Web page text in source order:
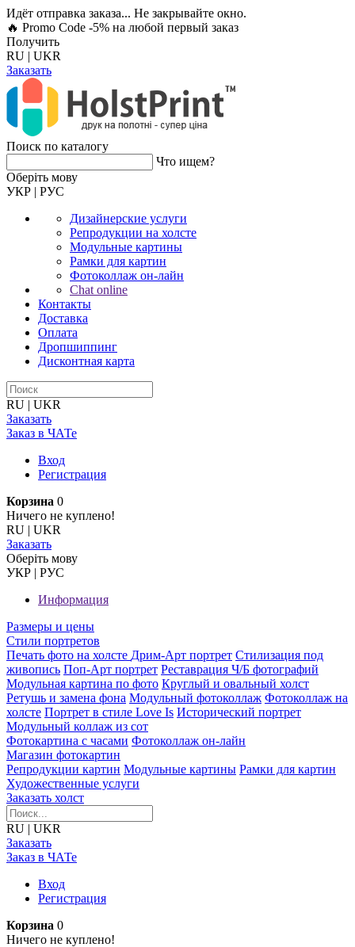
Идёт отправка заказа... Не закрывайте окно.
🔥 Promo Code -5% на любой первый заказ
Получить
RU | UKR
Заказать
Поиск по каталогу
Что ищем?
Оберiть мову
УКР | РУС
Дизайнерские услуги
Репродукции на холсте
Модульные картины
Рамки для картин
Фотоколлаж он-лайн
Chat online
Контакты
Доставка
Оплата
Дропшиппинг
Дисконтная карта
RU | UKR
Заказать
Заказ в ЧАТе
Вход
Регистрация
Корзина 0
Ничего не куплено!
RU | UKR
Заказать
Оберiть мову
УКР | РУС
Информация
Размеры и цены
Стили портретов
Печать фото на холсте Дрим-Арт портрет Стилизация под
живопись Поп-Арт портрет Реставрация Ч/Б фотографий
Модульная картина по фото Круглый и овальный холст
Ретушь и замена фона Модульный фотоколлаж Фотоколлаж на
холсте Портрет в стиле Love Is Исторический портрет
Модульный коллаж из сот
Фотокартина с часами Фотоколлаж он-лайн
Магазин фотокартин
Репродукции картин Модульные картины Рамки для картин
Художественные услуги
Заказать холст
RU | UKR
Заказать
Заказ в ЧАТе
Вход
Регистрация
Корзина 0
Ничего не куплено!